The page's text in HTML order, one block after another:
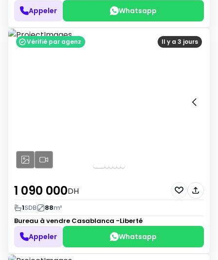
Appeler Whatsapp
Il y a 3 jours
Vérifié par agenz
1 090 000DH
1SDB 88m²
Bureau à vendre Casablanca -Liberté
Appeler Whatsapp